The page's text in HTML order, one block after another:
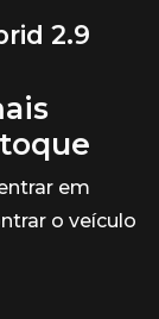
2.9
em
o veículo